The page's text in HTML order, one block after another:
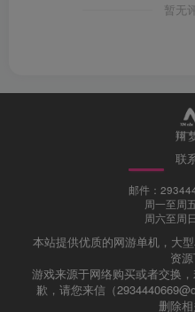
暂无
联
邮件：
周一至周
周六至周
本站提供优质的网游单机，大
资源
游戏来源于网络购买或者交换
歉，请您来信（
删除相